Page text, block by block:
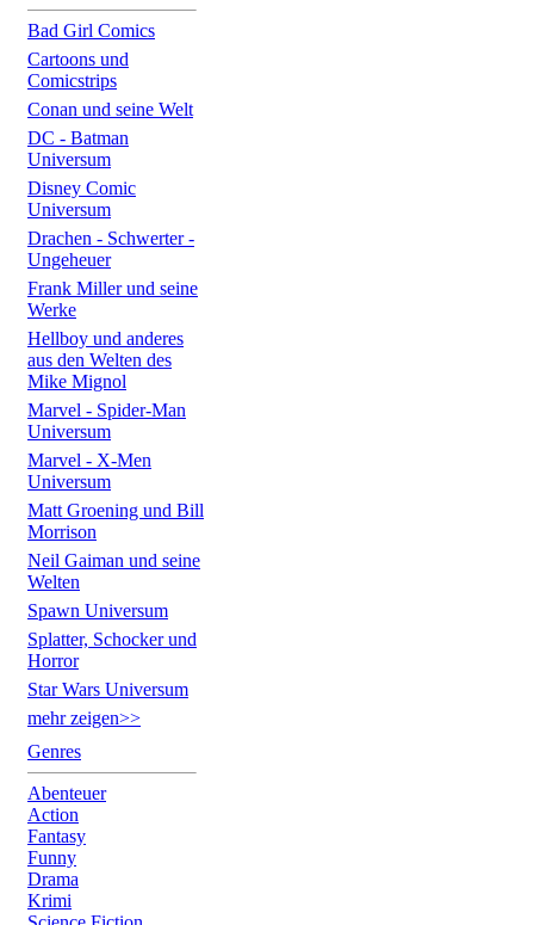
Bad Girl Comics
Cartoons und
Comicstrips
Conan und seine Welt
DC - Batman
Universum
Disney Comic
Universum
Drachen - Schwerter -
Ungeheuer
Frank Miller und seine
Werke
Hellboy und anderes
aus den Welten des
Mike Mignol
Marvel - Spider-Man
Universum
Marvel - X-Men
Universum
Matt Groening und Bill
Morrison
Neil Gaiman und seine
Welten
Spawn Universum
Splatter, Schocker und
Horror
Star Wars Universum
mehr zeigen>>
Genres
Abenteuer
Action
Fantasy
Funny
Drama
Krimi